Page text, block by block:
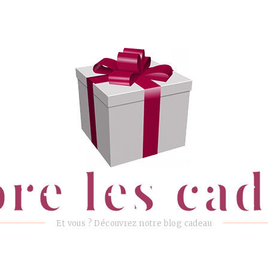
les
Et vous ? Découvrez notre blog cadeau